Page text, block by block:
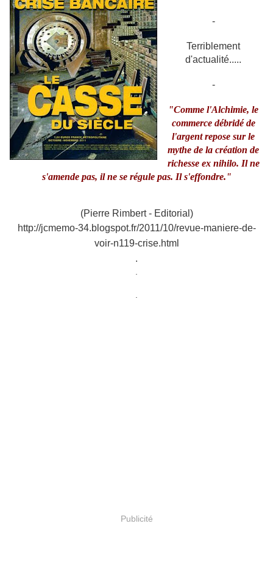
-
Terriblement
d'actualité.....
-
"Comme l'Alchimie, le
commerce débridé de
l'argent repose sur le
mythe de la création de
richesse ex nihilo. Il ne
s'amende pas, il ne se régule pas. Il s'effondre."
(Pierre Rimbert - Editorial)
http://jcmemo-34.blogspot.fr/2011/10/revue-maniere-de-
voir-n119-crise.html
.
Publicité